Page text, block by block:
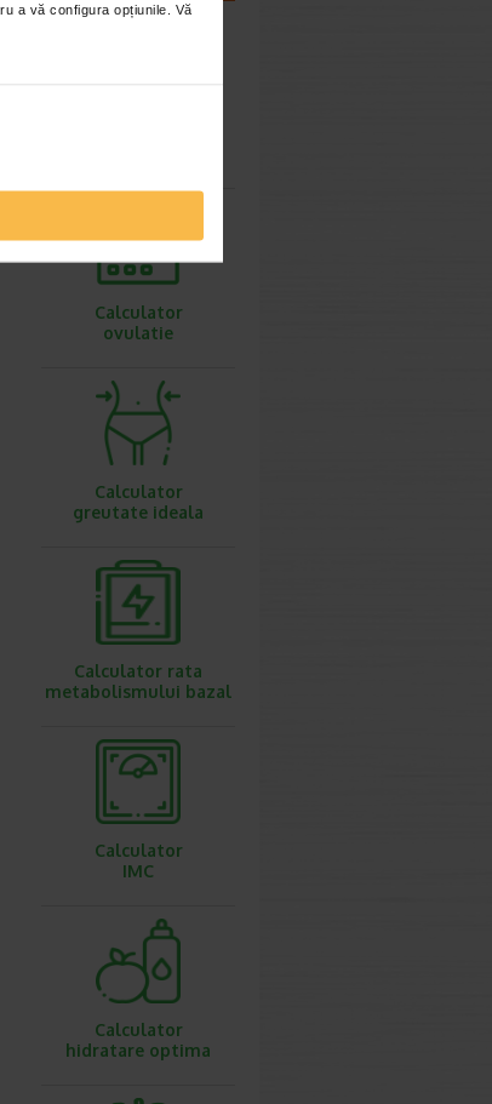
a vă configura opțiunile. Vă
Calculator
ovulatie
Calculator
greutate ideala
Calculator rata
metabolismului bazal
Calculator
IMC
Calculator
hidratare optima